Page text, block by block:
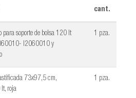
cant.
para soporte de bolsa 120 lt
I2060010 y
1 pza.
73x97,5 cm,
roja
1 pza.